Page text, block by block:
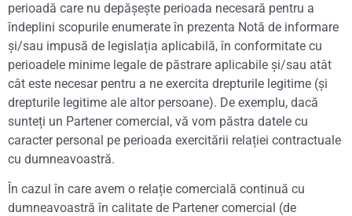
perioadă care nu depășește perioada necesară pentru a
îndeplini scopurile enumerate în prezenta Notă de informare
și/sau impusă de legislația aplicabilă, în conformitate cu
perioadele minime legale de păstrare aplicabile și/sau atât
cât este necesar pentru a ne exercita drepturile legitime (și
drepturile legitime ale altor persoane). De exemplu, dacă
sunteți un Partener comercial, vă vom păstra datele cu
caracter personal pe perioada exercitării relației contractuale
cu dumneavoastră.
În cazul în care avem o relație comercială continuă cu
dumneavoastră în calitate de Partener comercial (de